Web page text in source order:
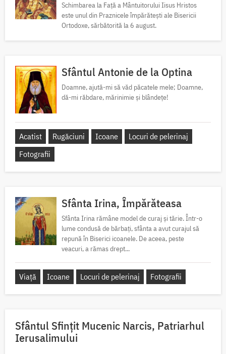
Schimbarea la Față a Mântuitorului Iisus Hristos
este unul din Praznicele împărătești ale Bisericii
Ortodoxe, sărbătorită la 6 august.
Sfântul Antonie de la Optina
Doamne, ajută-mi să văd păcatele mele; Doamne,
dă-mi răbdare, mărinimie şi blândeţe!
Acatist Rugăciuni Icoane
Locuri de pelerinaj
Fotografii
Sfânta Irina, Împărăteasa
Sfânta Irina rămâne model de curaj și tărie. Într-o
lume condusă de bărbați, sfânta a avut curajul să
repună în Biserici icoanele. De aceea, peste
veacuri, a rămas drept...
Viață Icoane Locuri de pelerinaj Fotografii
Sfântul Sfinţit Mucenic Narcis, Patriarhul
Ierusalimului